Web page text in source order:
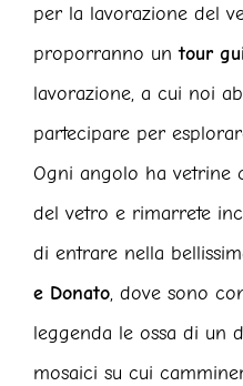
per la lavorazione del
proporranno untour
lavorazione, a cui noi
partecipare per
Ogni angolo ha vetrine
del vetro e rimarrete
di entrare nella
e Donato, dove sono
leggenda le ossa di un
mosaici su cui